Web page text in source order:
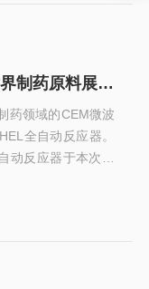
品。它的自动控制
美国培安公司参加2007CPHI世界制药原料展取得圆满成功
药领域的CEM微波
全自动反应器。
动反应器于本次展
讲，详细地向参会
展尽自己的一份力